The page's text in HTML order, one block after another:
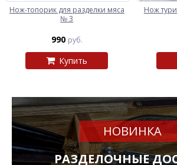
Нож-топорик для разделки мяса
№ 3
990 руб.
Купить
Нож
НОВИНКА
РАЗДЕЛОЧНЫЕ